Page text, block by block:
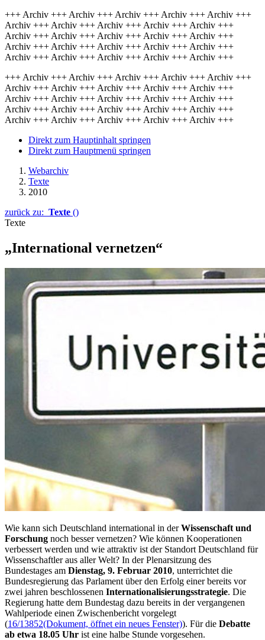
+++ Archiv +++ Archiv +++ Archiv +++ Archiv +++ Archiv +++
Archiv +++ Archiv +++ Archiv +++ Archiv +++ Archiv +++
Archiv +++ Archiv +++ Archiv +++ Archiv +++ Archiv +++
Archiv +++ Archiv +++ Archiv +++ Archiv +++ Archiv +++
Archiv +++ Archiv +++ Archiv +++ Archiv +++ Archiv +++
+++ Archiv +++ Archiv +++ Archiv +++ Archiv +++ Archiv +++
Archiv +++ Archiv +++ Archiv +++ Archiv +++ Archiv +++
Archiv +++ Archiv +++ Archiv +++ Archiv +++ Archiv +++
Archiv +++ Archiv +++ Archiv +++ Archiv +++ Archiv +++
Archiv +++ Archiv +++ Archiv +++ Archiv +++ Archiv +++
Direkt zum Hauptinhalt springen
Direkt zum Hauptmenü springen
Webarchiv
Texte
2010
zurück zu: Texte ()
Texte
„International vernetzen“
Wie kann sich Deutschland international in derWissenschaft und
Forschung noch besser vernetzen? Wie können Kooperationen
verbessert werden und wie attraktiv ist der Standort Deutschland für
Wissenschaftler aus aller Welt? In der Plenarsitzung des
Bundestages am Dienstag, 9. Februar 2010, unterrichtet die
Bundesregierung das Parlament über den Erfolg einer bereits vor
zwei jahren beschlossenen Internationalisierungsstrategie. Die
Regierung hatte dem Bundestag dazu bereits in der vergangenen
Wahlperiode einen Zwischenbericht vorgelegt
(16/13852(Dokument, öffnet ein neues Fenster)). Für die Debatte
ab etwa 18.05 Uhr ist eine halbe Stunde vorgesehen.